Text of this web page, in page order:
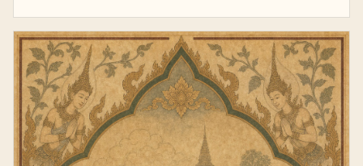
de que la técnica se convierta en una rutina.